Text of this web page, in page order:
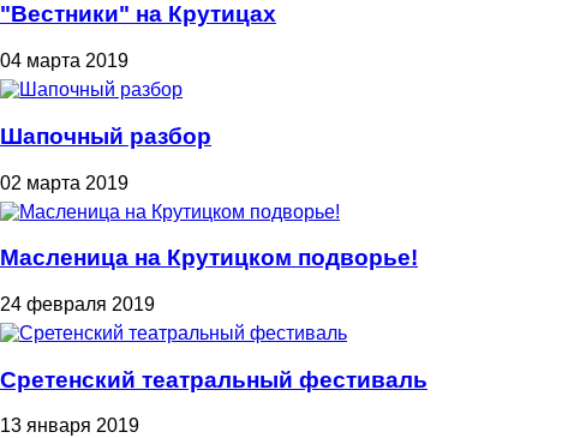
"Вестники" на Крутицах
04 марта 2019
Шапочный разбор
02 марта 2019
Масленица на Крутицком подворье!
24 февраля 2019
Сретенский театральный фестиваль
13 января 2019